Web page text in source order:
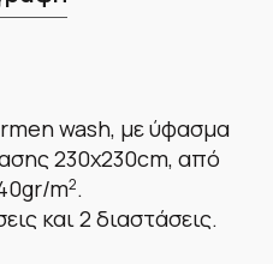
wash, με ύφασμα
230x230cm, από
m2.
και 2 διαστάσεις.